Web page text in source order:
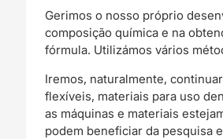
Gerimos o nosso próprio
composição química e na
fórmula. Utilizámos vários
Iremos, naturalmente,
flexíveis, materiais para uso
as máquinas e materiais
podem beneficiar da pesquisa